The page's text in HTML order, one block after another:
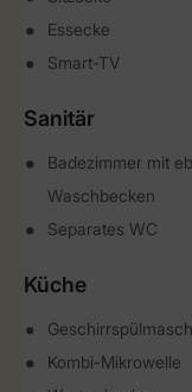
Essecke
Smart-TV
Sanitär
Badezimmer mit
Waschbecken
Separates WC
Küche
Kombi-Mikrowelle